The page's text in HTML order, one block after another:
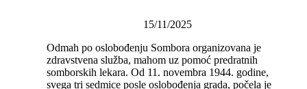
15/11/2025
Odmah po oslobođenju Sombora organizovana je
zdravstvena služba, mahom uz pomoć predratnih
somborskih lekara. Od 11. novembra 1944. godine,
svega tri sedmice posle oslobođenja grada, počela je